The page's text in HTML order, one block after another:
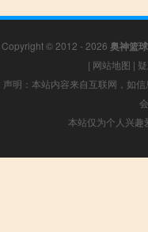
Copyright © 2012 - 2026 奥神篮
| 网站地图 |
声明：本站内容来自互联网，如
本站仅为个人兴趣